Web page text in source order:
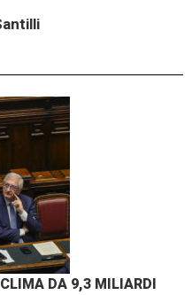
DA 9,3 MILIARDI